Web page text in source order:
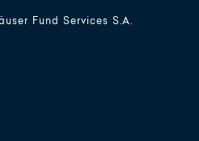
Fund Services S.A.